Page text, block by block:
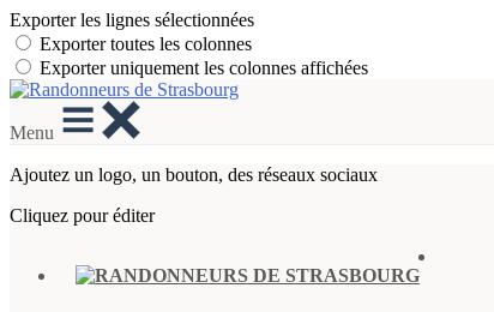
Exporter les lignes sélectionnées
Exporter toutes les colonnes
Exporter uniquement les colonnes affichées
Menu
Ajoutez un logo, un bouton, des réseaux sociaux
Cliquez pour éditer